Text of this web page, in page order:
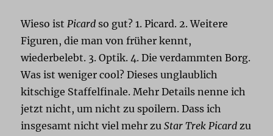
Wieso istPicard so gut? 1. Picard. 2. Weitere
Figuren, die man von früher kennt,
wiederbelebt. 3. Optik. 4. Die verdammten Borg.
Was ist weniger cool? Dieses unglaublich
kitschige Staffelfinale. Mehr Details nenne ich
jetzt nicht, um nicht zu spoilern. Dass ich
insgesamt nicht viel mehr zuStar Trek Picard zu